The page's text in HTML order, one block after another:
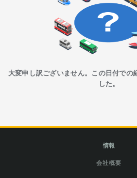
大変申し訳ございません。この日付での
した。
情報
会社概要